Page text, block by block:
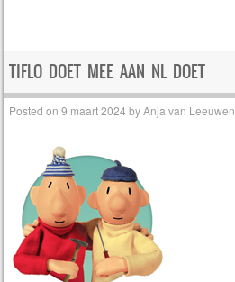
TIFLO DOET MEE AAN NL DOET
Posted on9 maart 2024 byAnja van Leeuwen